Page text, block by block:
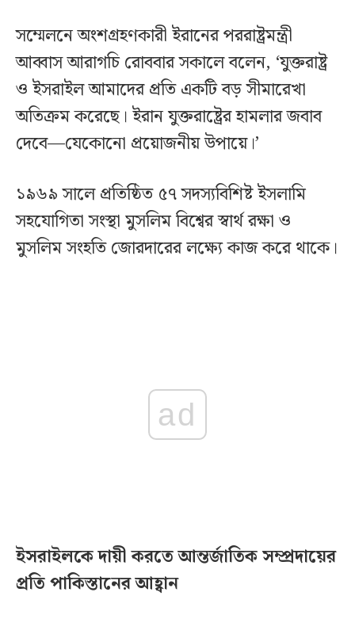
সম্মেলনে অংশগ্রহণকারী ইরানের পররাষ্ট্রমন্ত্রী
আব্বাস আরাগচি রোববার সকালে বলেন, ‘যুক্তরাষ্ট্র
ও ইসরাইল আমাদের প্রতি একটি বড় সীমারেখা
অতিক্রম করেছে। ইরান যুক্তরাষ্ট্রের হামলার জবাব
দেবে—যেকোনো প্রয়োজনীয় উপায়ে।’
১৯৬৯ সালে প্রতিষ্ঠিত ৫৭ সদস্যবিশিষ্ট ইসলামি
সহযোগিতা সংস্থা মুসলিম বিশ্বের স্বার্থ রক্ষা ও
মুসলিম সংহতি জোরদারের লক্ষ্যে কাজ করে থাকে।
ad
ইসরাইলকে দায়ী করতে আন্তর্জাতিক সম্প্রদায়ের
প্রতি পাকিস্তানের আহ্বান